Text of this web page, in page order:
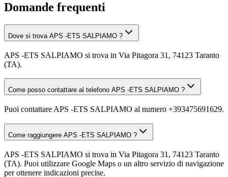
Domande frequenti
Dove si trova APS -ETS SALPIAMO ?
APS -ETS SALPIAMO si trova in Via Pitagora 31, 74123 Taranto
(TA).
Come posso contattare al telefono APS -ETS SALPIAMO ?
Puoi contattare APS -ETS SALPIAMO al numero +393475691629.
Come raggiungere APS -ETS SALPIAMO ?
APS -ETS SALPIAMO si trova in Via Pitagora 31, 74123 Taranto
(TA). Puoi utilizzare Google Maps o un altro servizio di navigazione
per ottenere indicazioni precise.